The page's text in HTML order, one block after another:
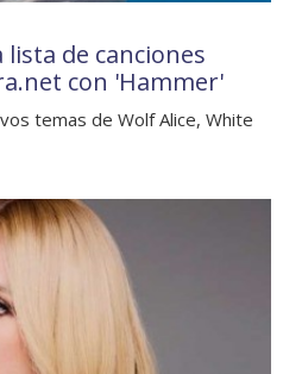
de canciones
con 'Hammer'
temas de Wolf Alice, White